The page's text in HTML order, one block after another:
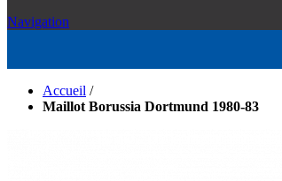
Navigation
Accueil /
Maillot Borussia Dortmund 1980-83